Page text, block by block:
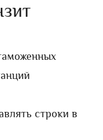
строки в